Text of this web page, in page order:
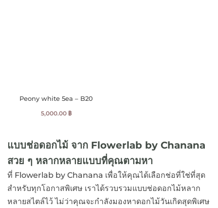
Peony white 5ea – B20
5,000.00 ฿
แบบช่อดอกไม้ จาก Flowerlab by Chanana
สวย ๆ หลากหลายแบบที่คุณตามหา
ที่ Flowerlab by Chanana เพื่อให้คุณได้เลือกช่อที่ใช่ที่สุด
สำหรับทุกโอกาสพิเศษ เราได้รวบรวมแบบช่อดอกไม้หลาก
หลายสไตล์ไว้ ไม่ว่าคุณจะกำลังมองหาดอกไม้วันเกิดสุดพิเศษ